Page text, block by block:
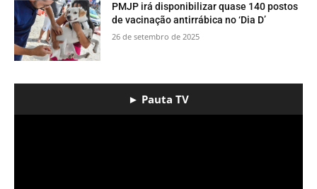
PMJP irá disponibilizar quase 140 postos
de vacinação antirrábica no ‘Dia D’
26 de setembro de 2025
► Pauta TV